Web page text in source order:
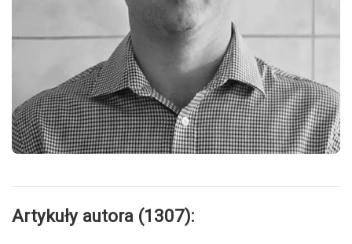
Artykuły autora (1307):